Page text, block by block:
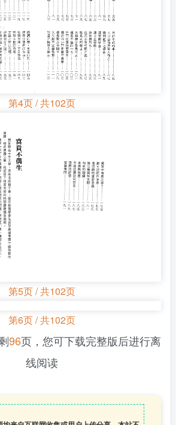
第4页 / 共102页
第5页 / 共102页
第6页 / 共102页
96页，您可下载完整版后进行离
线阅读